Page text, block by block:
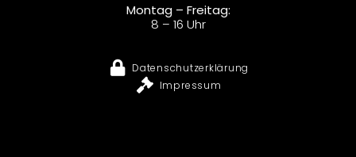
Montag – Freitag:
8 – 16 Uhr
Datenschutzerklärung
Impressum